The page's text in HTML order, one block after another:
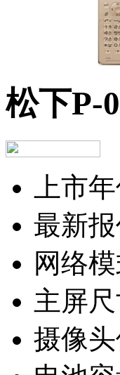
松下P-
上市
最新报
网络模
主屏尺
摄像头